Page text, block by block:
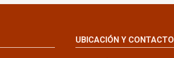
UBICACIÓN Y CONTACTO